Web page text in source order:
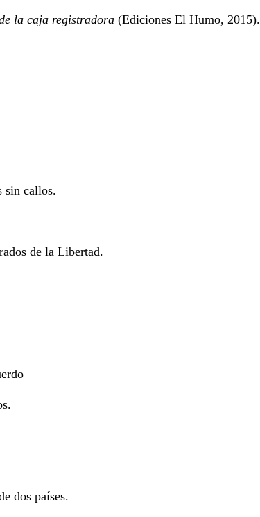
la caja registradora (Ediciones El Humo, 2015).
callos.
de la Libertad.
países.